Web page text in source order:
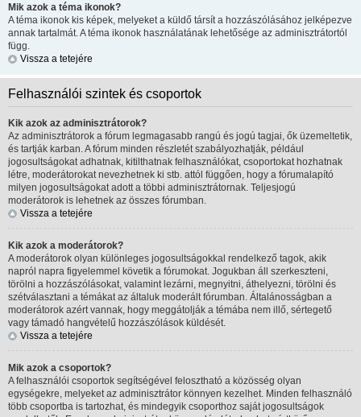
Mik azok a téma ikonok?
A téma ikonok kis képek, melyeket a küldő társít a hozzászólásához jelképezve
annak tartalmát. A téma ikonok használatának lehetősége az adminisztrátortól
függ.
Vissza a tetejére
Felhasználói szintek és csoportok
Kik azok az adminisztrátorok?
Az adminisztrátorok a fórum legmagasabb rangú és jogú tagjai, ők üzemeltetik,
és tartják karban. A fórum minden részletét szabályozhatják, például
jogosultságokat adhatnak, kitilthatnak felhasználókat, csoportokat hozhatnak
létre, moderátorokat nevezhetnek ki stb. attól függően, hogy a fórumalapító
milyen jogosultságokat adott a többi adminisztrátornak. Teljesjogú
moderátorok is lehetnek az összes fórumban.
Vissza a tetejére
Kik azok a moderátorok?
A moderátorok olyan különleges jogosultságokkal rendelkező tagok, akik
napról napra figyelemmel követik a fórumokat. Jogukban áll szerkeszteni,
törölni a hozzászólásokat, valamint lezárni, megnyitni, áthelyezni, törölni és
szétválasztani a témákat az általuk moderált fórumban. Általánosságban a
moderátorok azért vannak, hogy meggátolják a témába nem illő, sértegető
vagy támadó hangvételű hozzászólások küldését.
Vissza a tetejére
Mik azok a csoportok?
A felhasználói csoportok segítségével felosztható a közösség olyan
egységekre, melyeket az adminisztrátor könnyen kezelhet. Minden felhasználó
több csoportba is tartozhat, és mindegyik csoporthoz saját jogosultságok